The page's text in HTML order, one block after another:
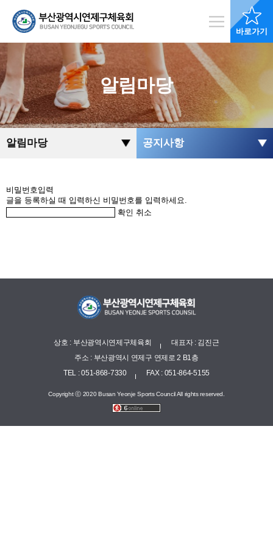
바로가기
알림마당
알림마당 공지사항
비밀번호입력
글을 등록하실 때 입력하신 비밀번호를 입력하세요.
확인 취소
상호 : 부산광역시연제구체육회
대표자 : 김진근
주소 : 부산광역시 연제구 연제로 2 B1층
TEL : 051-868-7330
FAX : 051-864-5155
Copyright ⓒ 2020 Busan Yeonje Sports Council All rights reserved.